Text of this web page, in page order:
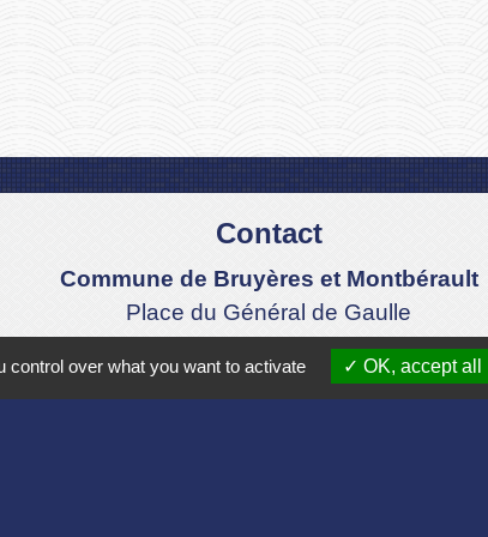
Contact
Commune de Bruyères et Montbérault
Place du Général de Gaulle
02860 Bruyères-et-Montbérault - FRANCE
+33 3 23 24 74 77
over what you want to activate OK, accept all